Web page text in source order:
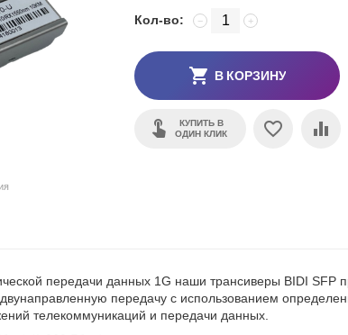
Кол-во: +
−
В КОРЗИНУ
КУПИТЬ В
ОДИН КЛИК
передачи данных 1G наши трансиверы BIDI SFP
передачу с использованием
телекоммуникаций и передачи данных.